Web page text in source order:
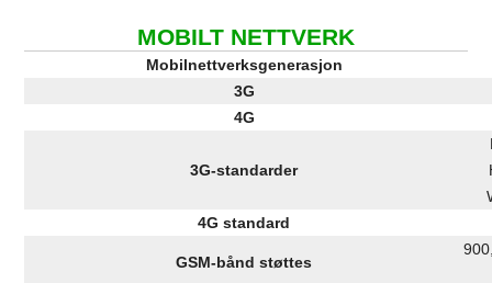
MOBILT NETTVERK
Mobilnettverksgenerasjon
3G
4G
3G-standarder
4G standard
GSM-bånd støttes